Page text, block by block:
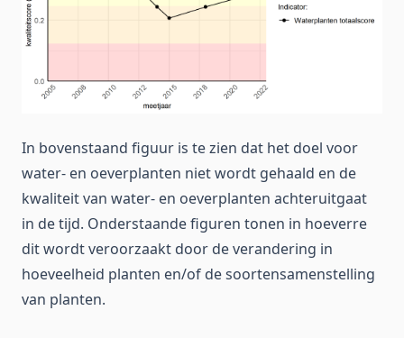
In bovenstaand figuur is te zien dat het doel voor
water- en oeverplanten niet wordt gehaald en de
kwaliteit van water- en oeverplanten achteruitgaat
in de tijd. Onderstaande figuren tonen in hoeverre
dit wordt veroorzaakt door de verandering in
hoeveelheid planten en/of de soortensamenstelling
van planten.